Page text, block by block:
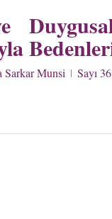
Sarkar Munsi Sayı